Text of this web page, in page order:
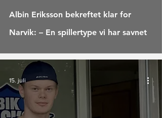
Albin Eriksson bekreftet klar for
Narvik: – En spillertype vi har savnet
15. juli